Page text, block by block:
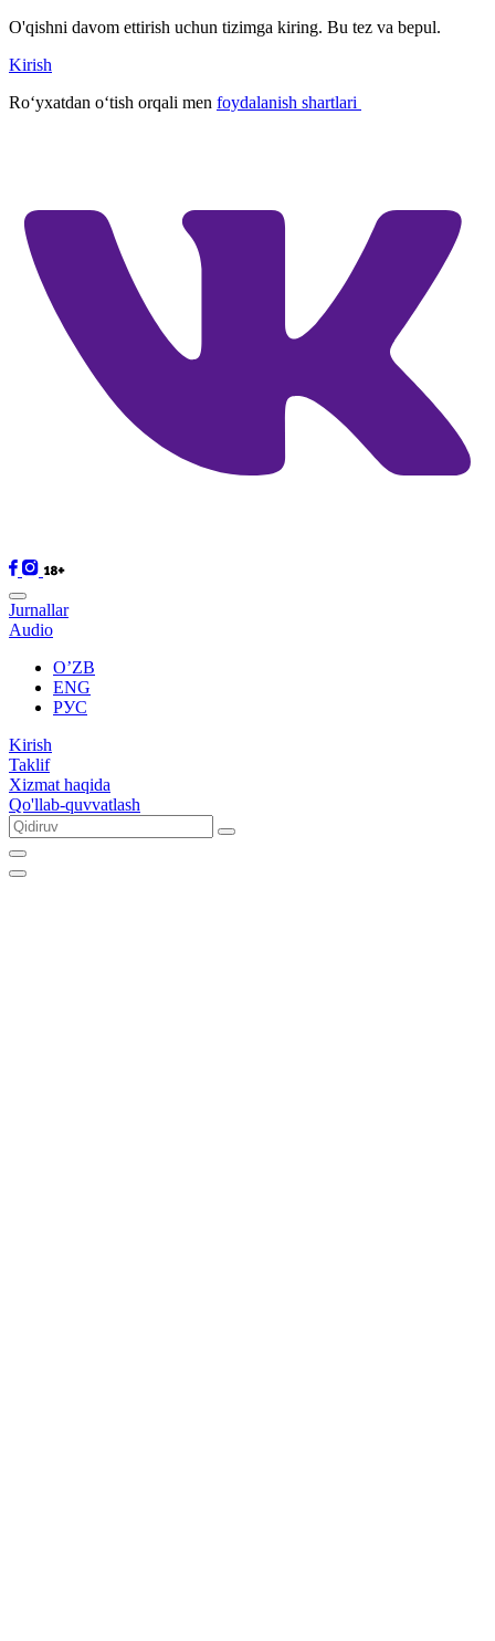
O'qishni davom ettirish uchun tizimga kiring. Bu tez va bepul.
Kirish
Roʻyxatdan oʻtish orqali men foydalanish shartlari
Jurnallar
Audio
O’ZB
ENG
РУС
Kirish
Taklif
Xizmat haqida
Qo'llab-quvvatlash